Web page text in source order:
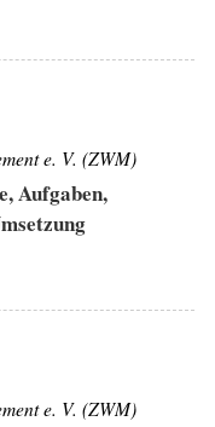
e. V. (ZWM)
Aufgaben,
e. V. (ZWM)